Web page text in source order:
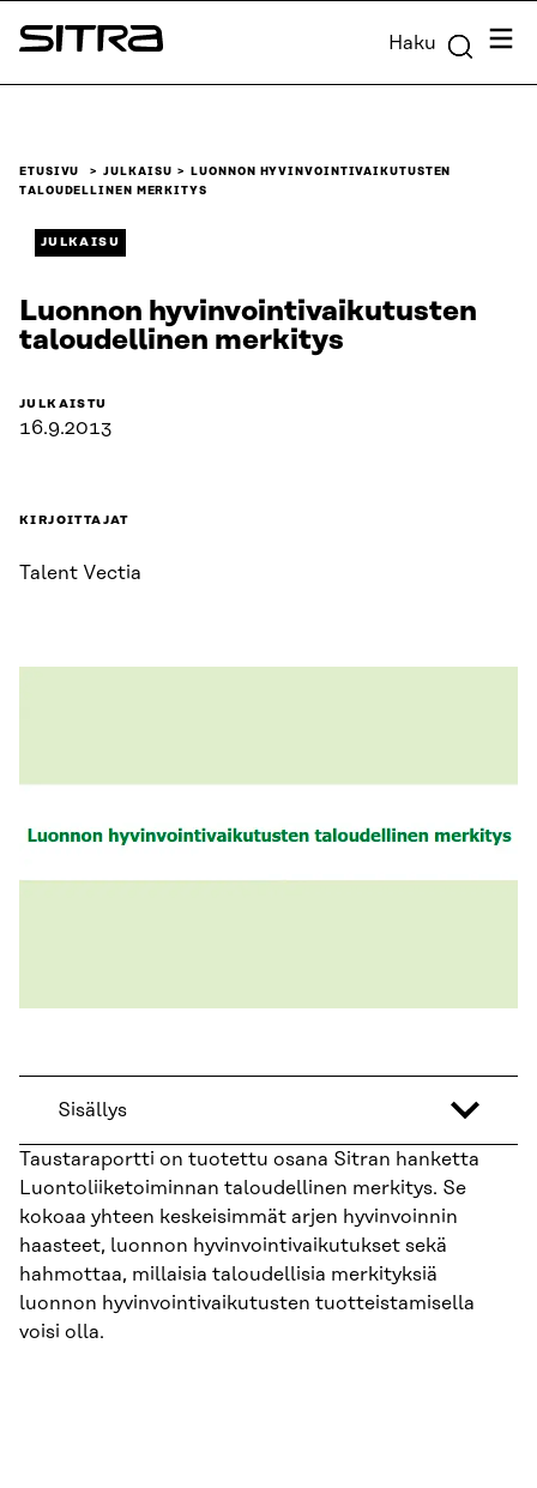
Siirry
suoraan
Sitra Haku
ETUSIVU JULKAISU
LUONNON HYVINVOINTIVAIKUTUSTEN
TALOUDELLINEN MERKITYS
JULKAISU
Luonnon hyvinvointivaikutusten
taloudellinen merkitys
JULKAISTU
16.9.2013
KIRJOITTAJAT
Talent Vectia
Sisällys
Taustaraportti on tuotettu osana Sitran hanketta
Luontoliiketoiminnan taloudellinen merkitys. Se
kokoaa yhteen keskeisimmät arjen hyvinvoinnin
haasteet, luonnon hyvinvointivaikutukset sekä
hahmottaa, millaisia taloudellisia merkityksiä
luonnon hyvinvointivaikutusten tuotteistamisella
voisi olla.